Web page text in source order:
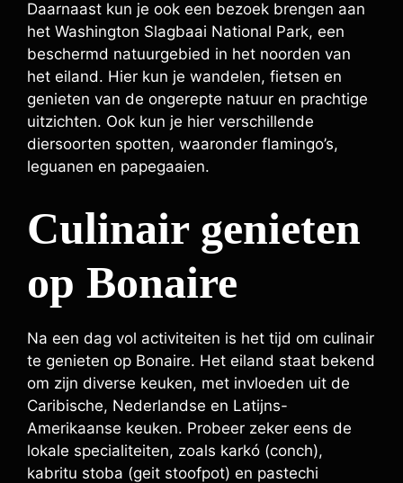
Daarnaast kun je ook een bezoek brengen aan
het Washington Slagbaai National Park, een
beschermd natuurgebied in het noorden van
het eiland. Hier kun je wandelen, fietsen en
genieten van de ongerepte natuur en prachtige
uitzichten. Ook kun je hier verschillende
diersoorten spotten, waaronder flamingo’s,
leguanen en papegaaien.
Culinair genieten
op Bonaire
Na een dag vol activiteiten is het tijd om culinair
te genieten op Bonaire. Het eiland staat bekend
om zijn diverse keuken, met invloeden uit de
Caribische, Nederlandse en Latijns-
Amerikaanse keuken. Probeer zeker eens de
lokale specialiteiten, zoals karkó (conch),
kabritu stoba (geit stoofpot) en pastechi